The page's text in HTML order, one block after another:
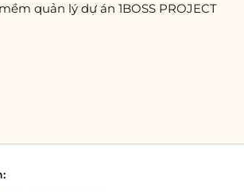
quản lý dự án 1BOSS PROJECT